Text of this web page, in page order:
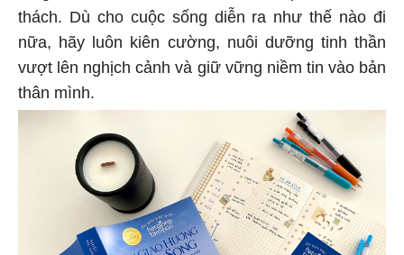
thách. Dù cho cuộc sống diễn ra như thế nào đi
nữa, hãy luôn kiên cường, nuôi dưỡng tinh thần
vượt lên nghịch cảnh và giữ vững niềm tin vào bản
thân mình.